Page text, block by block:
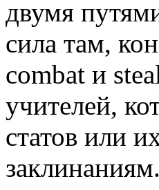
двумя
сила там,
combat и
учителей,
статов или
заклинаниям.